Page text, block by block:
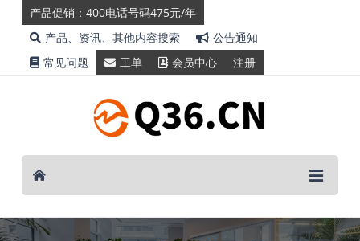
产品促销：400电话号码475元/年
产品、资讯、其他内容搜索
公告通知
常见问题
工单 会员中心 注册